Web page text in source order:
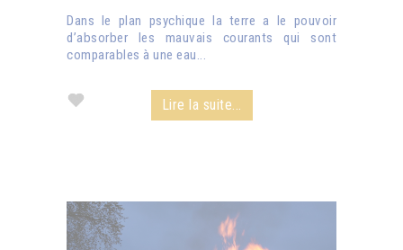
Dans le plan psychique la terre a le pouvoir
d’absorber les mauvais courants qui sont
comparables à une eau...
Lire la suite...